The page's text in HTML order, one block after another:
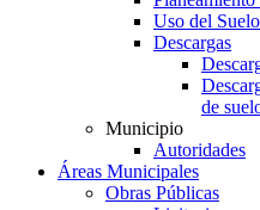
Uso del Suelo
Descargas
de
Municipio
Autoridades
Áreas Municipales
Obras Públicas